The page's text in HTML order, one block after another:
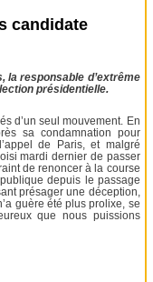
candidate
la responsable d’extrême
présidentielle.
d’un seul mouvement. En
sa condamnation pour
de Paris, et malgré
mardi dernier de passer
de renoncer à la course
depuis le passage
présager une déception,
guère été plus prolixe, se
que nous puissions